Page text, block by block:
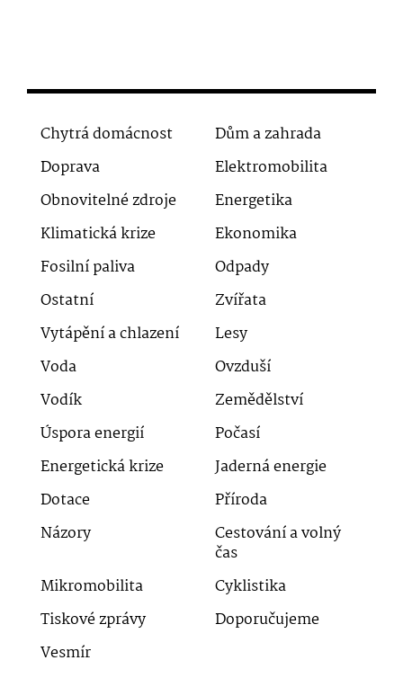
Chytrá domácnost
Dům a zahrada
Doprava
Elektromobilita
Obnovitelné zdroje
Energetika
Klimatická krize
Ekonomika
Fosilní paliva
Odpady
Ostatní
Zvířata
Vytápění a chlazení
Lesy
Voda
Ovzduší
Vodík
Zemědělství
Úspora energií
Počasí
Energetická krize
Jaderná energie
Dotace
Příroda
Názory
Cestování a volný
čas
Mikromobilita
Cyklistika
Tiskové zprávy
Doporučujeme
Vesmír